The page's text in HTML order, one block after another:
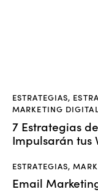
ESTRATEGIAS,
MARKETING
7 Estrategias
Impulsarán tus
ESTRATEGIAS,
Email